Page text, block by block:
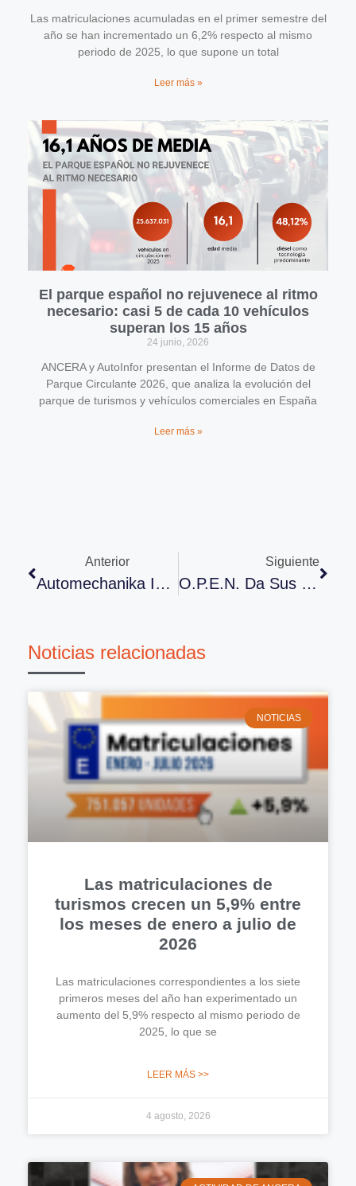
Las matriculaciones acumuladas en el primer semestre del
año se han incrementado un 6,2% respecto al mismo
periodo de 2025, lo que supone un total
Leer más »
El parque español no rejuvenece al ritmo
necesario: casi 5 de cada 10 vehículos
superan los 15 años
24 junio, 2026
ANCERA y AutoInfor presentan el Informe de Datos de
Parque Circulante 2026, que analiza la evolución del
parque de turismos y vehículos comerciales en España
Leer más »
Anterior
Automechanika Istambul 2015
Siguiente
O.P.E.N. Da Sus Primeros Pasos Para Defender De Los Intereses Del Sector Del Neumático
Noticias relacionadas
NOTICIAS
Las matriculaciones de
turismos crecen un 5,9% entre
los meses de enero a julio de
2026
Las matriculaciones correspondientes a los siete
primeros meses del año han experimentado un
aumento del 5,9% respecto al mismo periodo de
2025, lo que se
LEER MÁS >>
4 agosto, 2026